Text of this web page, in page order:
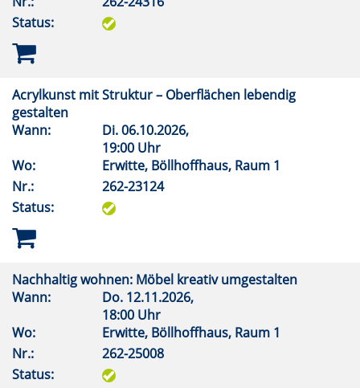
Status:
Acrylkunst mit Struktur – Oberflächen lebendig
gestalten
Wann:
Di.06.10.2026,
19:00 Uhr
Wo:
Erwitte, Böllhoffhaus, Raum 1
Nr.:
262-23124
Status:
Nachhaltig wohnen: Möbel kreativ umgestalten
Wann:
Do. 12.11.2026,
18:00 Uhr
Wo:
Erwitte, Böllhoffhaus, Raum 1
Nr.:
262-25008
Status: